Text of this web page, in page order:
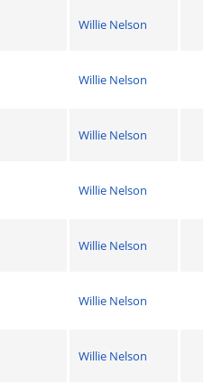
Willie Nelson
Willie Nelson
Willie Nelson
Willie Nelson
Willie Nelson
Willie Nelson
Willie Nelson